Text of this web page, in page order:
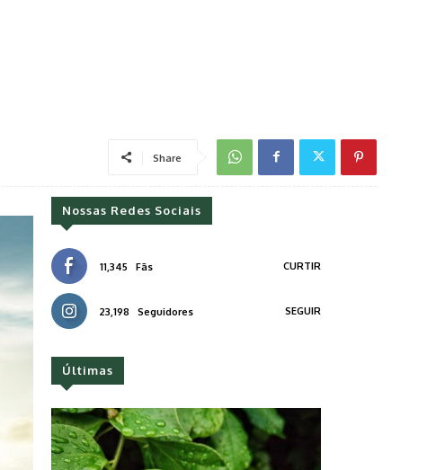
Share
Nossas Redes Sociais
11,345 Fãs CURTIR
23,198 Seguidores SEGUIR
Últimas